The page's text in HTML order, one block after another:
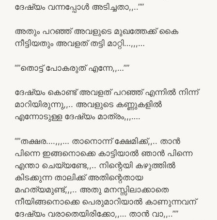
ദേഷ്യം വന്നപ്പോൾ അടിച്ചതാ,,..””
അതും പറഞ്ഞ് അവളുടെ മുഖത്തേക്ക് കൈ
നീട്ടിയതും അവളത് തട്ടി മാറ്റി…,,,…
“”തൊട്ട് പോകരുത് എന്നേ,,…””
ദേഷ്യം കൊണ്ട് അവളത് പറഞ്ഞ് എന്നിൽ നിന്ന്
മാറിയിരുന്നു,,.. അവളുടെ കണ്ണുകളിൽ
എന്നോടുള്ള ദേഷ്യം മാത്രം,,,….
“”തക്ഷര….,,,… താനൊന്ന് ക്ഷേമിക്ക്,,.. താൻ
പിന്നെ ഇങ്ങനൊക്കെ കാട്ടിയാൽ ഞാൻ പിന്നെ
എന്താ ചെയ്യണ്ടേ,,.. നിന്റെയി കഴുത്തിൽ
കിടക്കുന്ന താലിക്ക് അതിന്റെതായ
മഹത്യമുണ്ട്,,,.. അതു മനസ്സിലാക്കാതെ
നീയിങ്ങനൊക്കെ പെരുമാറിയാൽ കാണുന്നവന്
ദേഷ്യം വരാതെയിരിക്കോ,,… താൻ വാ,,..””